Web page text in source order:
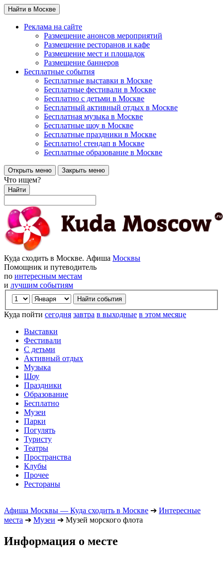
Найти в Москве
Реклама на сайте
Размещение анонсов мероприятий
Размещение ресторанов и кафе
Размещение мест и площадок
Размещение баннеров
Бесплатные события
Бесплатные выставки в Москве
Бесплатные фестивали в Москве
Бесплатно с детьми в Москве
Бесплатный активный отдых в Москве
Бесплатная музыка в Москве
Бесплатные шоу в Москве
Бесплатные праздники в Москве
Бесплатно! стендап в Москве
Бесплатные образование в Москве
Открыть меню Закрыть меню
Что ищем?
Найти
Куда сходить в Москве. Афиша Москвы
Помощник и путеводитель
по интересным местам
и лучшим событиям
Куда пойти сегодня завтра в выходные в этом месяце
Выставки
Фестивали
С детьми
Активный отдых
Музыка
Шоу
Праздники
Образование
Бесплатно
Музеи
Парки
Погулять
Туристу
Театры
Пространства
Клубы
Прочее
Рестораны
Афиша Москвы — Куда сходить в Москве ➔ Интересные
места ➔ Музеи ➔ Музей морского флота
Информация о месте